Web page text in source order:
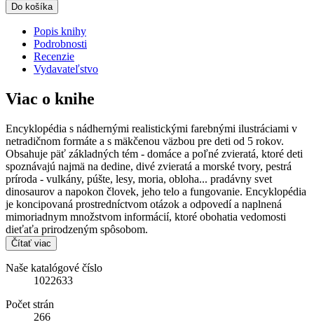
Do košíka
Popis knihy
Podrobnosti
Recenzie
Vydavateľstvo
Viac o knihe
Encyklopédia s nádhernými realistickými farebnými ilustráciami v
netradičnom formáte a s mäkčenou väzbou pre deti od 5 rokov.
Obsahuje päť základných tém - domáce a poľné zvieratá, ktoré deti
spoznávajú najmä na dedine, divé zvieratá a morské tvory, pestrá
príroda - vulkány, púšte, lesy, moria, obloha... pradávny svet
dinosaurov a napokon človek, jeho telo a fungovanie. Encyklopédia
je koncipovaná prostredníctvom otázok a odpovedí a naplnená
mimoriadnym množstvom informácií, ktoré obohatia vedomosti
dieťaťa prirodzeným spôsobom.
Čítať viac
Naše katalógové číslo
1022633
Počet strán
266